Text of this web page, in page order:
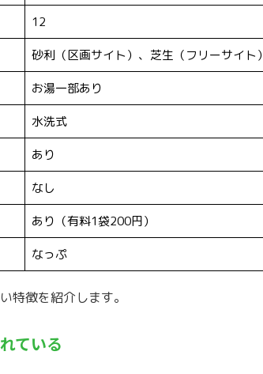
12
砂利（区画サイト）、芝生（フリーサイト）
お湯一部あり
水洗式
あり
なし
あり（有料1袋200円）
なっぷ
特徴を紹介します。
ている